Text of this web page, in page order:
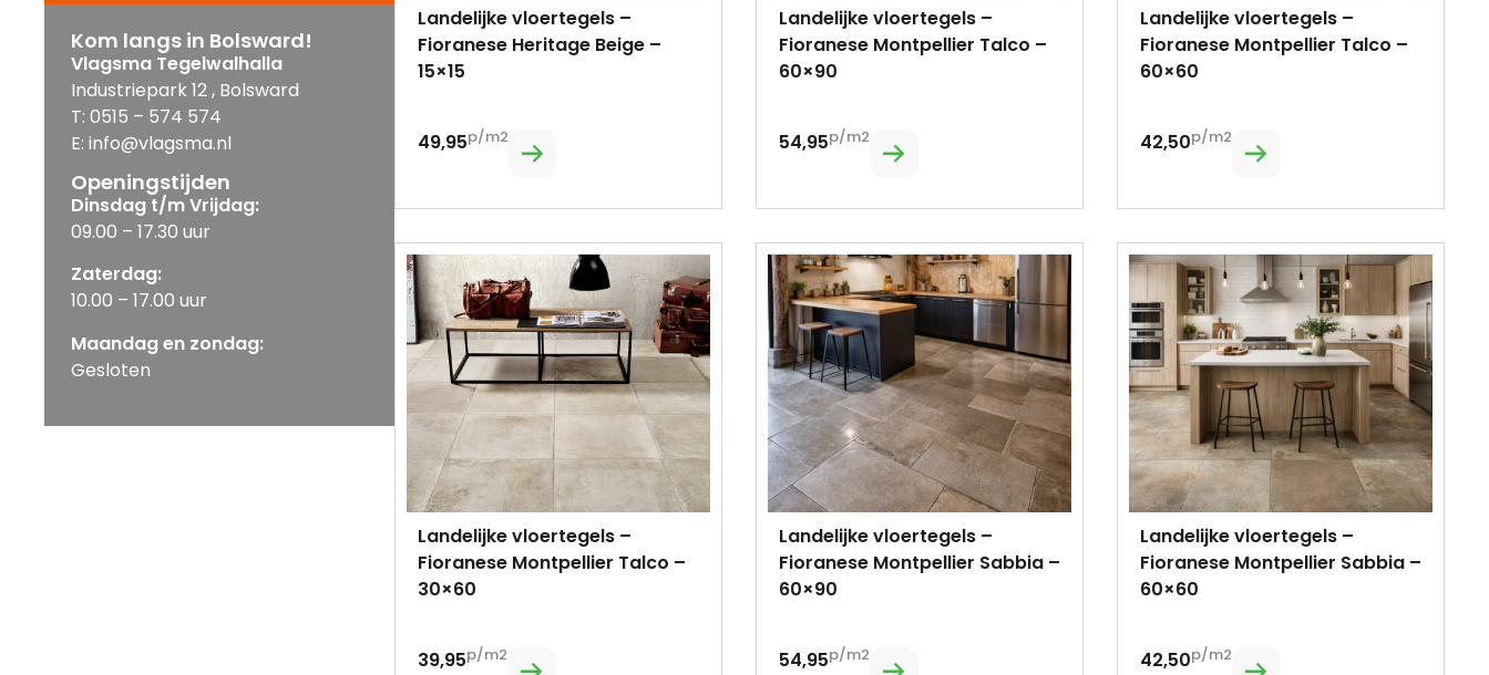
Kom langs in Bolsward!
Vlagsma Tegelwalhalla
Industriepark 12 , Bolsward
T: 0515 – 574 574
E: info@vlagsma.nl
Openingstijden
Dinsdag t/m Vrijdag:
09.00 – 17.30 uur
Zaterdag:
10.00 – 17.00 uur
Maandag en zondag:
Gesloten
Landelijke vloertegels –
Fioranese Heritage Beige –
15×15
49,95p/m2
Landelijke vloertegels –
Fioranese Montpellier Talco –
60×90
54,95p/m2
Landelijke vloertegels –
Fioranese Montpellier Talco –
60×60
42,50p/m2
Landelijke vloertegels –
Fioranese Montpellier Talco –
30×60
39,95p/m2
Landelijke vloertegels –
Fioranese Montpellier Sabbia –
60×90
54,95p/m2
Landelijke vloertegels –
Fioranese Montpellier Sabbia –
60×60
42,50p/m2